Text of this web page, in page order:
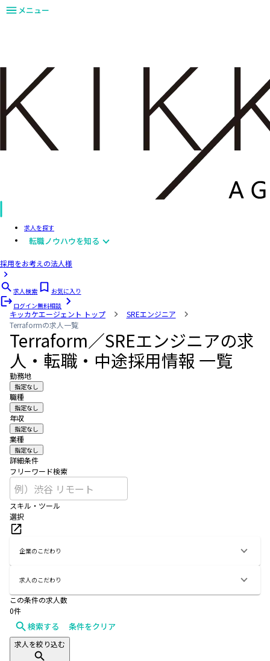
メニュー
求人を探す
転職ノウハウを知る
採用をお考えの法人様
求人検索
お気に入り
ログイン無料相談
キッカケエージェント トップ
SREエンジニア
Terraformの求人一覧
Terraform／SREエンジニアの求
人・転職・中途採用情報 一覧
勤務地
指定なし
職種
指定なし
年収
指定なし
業種
指定なし
詳細条件
フリーワード検索
スキル・ツール
選択
企業のこだわり
求人のこだわり
この条件の求人数
0件
検索する 条件をクリア
求人を絞り込む